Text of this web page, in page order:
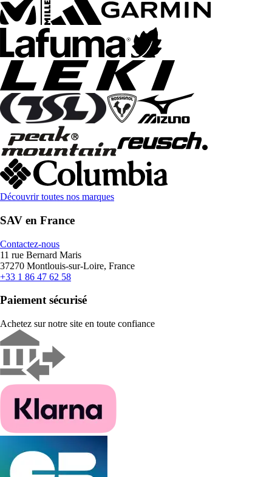
Découvrir toutes nos marques
SAV en France
Contactez-nous
11 rue Bernard Maris
37270 Montlouis-sur-Loire, France
+33 1 86 47 62 58
Paiement sécurisé
Achetez sur notre site en toute confiance